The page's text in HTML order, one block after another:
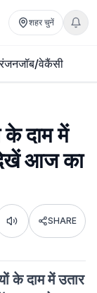
शहर चुनें
जॉब/वेकैंसी
दाम में
देखें आज का
Listen SHARE
के दाम में उतार